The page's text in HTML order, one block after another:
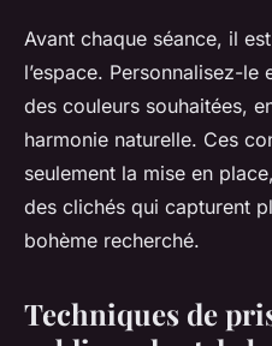
Avant chaque séance, il
l’espace. Personnalisez-
des couleurs souhaitées,
harmonie naturelle. Ces
seulement la mise en
des clichés qui capturent
bohème recherché.
Techniques de